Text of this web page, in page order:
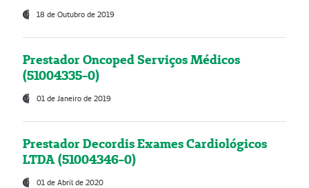
18 de Outubro de 2019
Prestador Oncoped Serviços Médicos
(51004335-0)
01 de Janeiro de 2019
Prestador Decordis Exames Cardiológicos
LTDA (51004346-0)
01 de Abril de 2020